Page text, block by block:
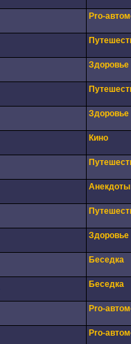
Pro-
Здоровье
Здоровье
Кино
Здоровье
Беседка
Беседка
Pro-
Pro-